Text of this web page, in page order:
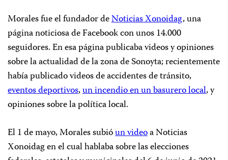
Morales fue el fundador deNoticias Xonoidag, una
página noticiosa de Facebook con unos 14.000
seguidores. En esa página publicaba videos y opiniones
sobre la actualidad de la zona de Sonoyta; recientemente
había publicado videos de accidentes de tránsito,
eventos deportivos,un incendio en un basurero local, y
opiniones sobre la política local.
El 1 de mayo, Morales subióun videoa Noticias
Xonoidag en el cual hablaba sobre las elecciones